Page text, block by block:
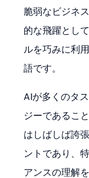
脆弱なビジネ
的な飛躍とし
ルを巧みに利
語です。
AIが多くのタ
ジーであるこ
はしばしば誇
ントであり、
アンスの理解